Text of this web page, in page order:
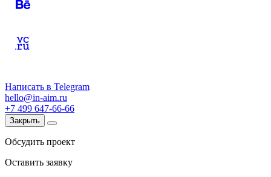
Написать в Telegram
hello@in-aim.ru
+7 499 647-66-66
Закрыть
Обсудить проект
Оставить заявку